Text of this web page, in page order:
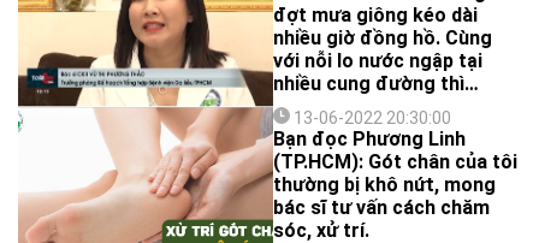
đợt mưa giông kéo dài
nhiều giờ đồng hồ. Cùng
với nỗi lo nước ngập tại
nhiều cung đường thì
những bệnh da thường gặp
vào mùa mưa như: ghẻ
nước, nấm da, viêm da tiếp
xúc dị ứng và viêm nang
lông...cũng là điều cần lưu
ý.
13-06-2022 20:30:00
Bạn đọc Phương Linh
(TP.HCM): Gót chân của tôi
thường bị khô nứt, mong
bác sĩ tư vấn cách chăm
sóc, xử trí.